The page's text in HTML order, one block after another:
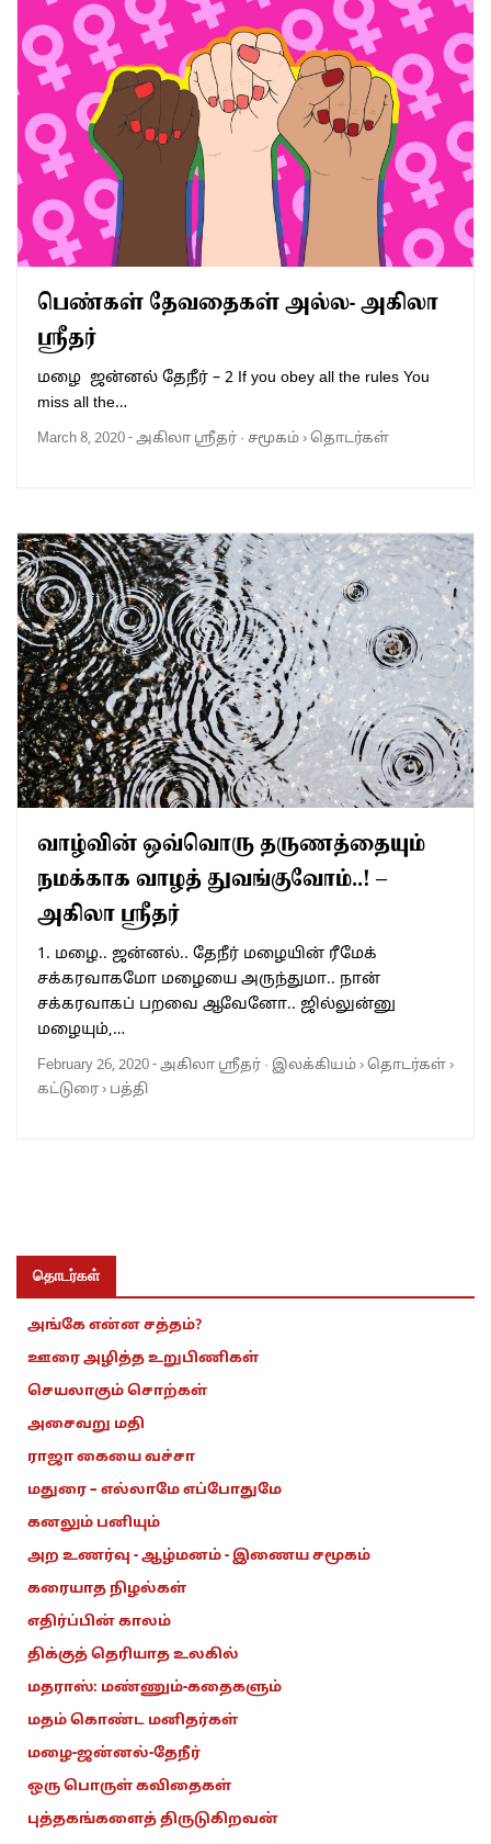
பெண்கள் தேவதைகள் அல்ல- அகிலா
ஸ்ரீதர்
மழை ஜன்னல் தேநீர் – 2 If you obey all the rules You
miss all the…
March 8, 2020-அகிலா ஸ்ரீதர் · சமூகம்›தொடர்கள்
வாழ்வின் ஒவ்வொரு தருணத்தையும்
நமக்காக வாழத் துவங்குவோம்..! –
அகிலா ஸ்ரீதர்
1. மழை.. ஜன்னல்.. தேநீர் மழையின் ரீமேக்
சக்கரவாகமோ மழையை அருந்துமா.. நான்
சக்கரவாகப் பறவை ஆவேனோ.. ஜில்லுன்னு
மழையும்,…
February 26, 2020-அகிலா ஸ்ரீதர் · இலக்கியம்›தொடர்கள்›
கட்டுரை› பத்தி
தொடர்கள்
அங்கே என்ன சத்தம்?
ஊரை அழித்த உறுபிணிகள்
செயலாகும் சொற்கள்
அசைவறு மதி
ராஜா கையை வச்சா
மதுரை – எல்லாமே எப்போதுமே
கனலும் பனியும்
அற உணர்வு - ஆழ்மனம் - இணைய சமூகம்
கரையாத நிழல்கள்
எதிர்ப்பின் காலம்
திக்குத் தெரியாத உலகில்
மதராஸ்: மண்ணும்-கதைகளும்
மதம் கொண்ட மனிதர்கள்
மழை-ஜன்னல்-தேநீர்
ஒரு பொருள் கவிதைகள்
புத்தகங்களைத் திருடுகிறவன்